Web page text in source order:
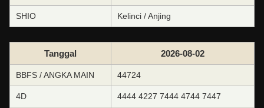
SHIO Kelinci / Anjing
Tanggal 2026-08-02
BBFS / ANGKA MAIN 44724
4D 4444 4227 7444 4744 7447